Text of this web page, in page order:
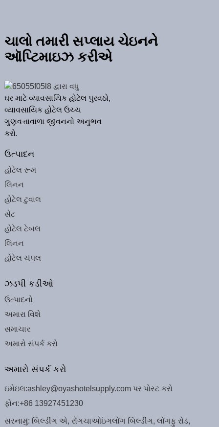
ચાલો તમારી સપ્લાય ચેઇનને
ઑપ્ટિમાઇઝ કરીએ
ઘર માટે વ્યાવસાયિક હોટેલ પુરવઠો,
વ્યાવસાયિક હોટેલ ઉચ્ચ
ગુણવત્તાવાળા જીવનનો અનુભવ
કરો.
ઉત્પાદન
હોટેલ રૂમ
લિનન
હોટેલ ટુવાલ
સેટ
હોટેલ ટેબલ
લિનન
હોટેલ ચંપલ
ઝડપી કડીઓ
ઉત્પાદનો
અમારા વિશે
સમાચાર
અમારો સંપર્ક કરો
અમારો સંપર્ક કરો
ઇમેઇલ:ashley@oyashotelsupply.com પર પોસ્ટ કરો
ફોન:+86 13927451230
સરનામું: બિલ્ડીંગ એ, રોંગચાઓઇંગલોંગ બિલ્ડીંગ, લોંગફુ રોડ,